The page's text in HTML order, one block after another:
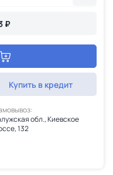
₽
Купить в кредит
обл., Киевское
132